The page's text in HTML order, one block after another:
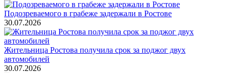
Подозреваемого в грабеже задержали в Ростове
30.07.2026
Жительница Ростова получила срок за поджог двух
автомобилей
30.07.2026